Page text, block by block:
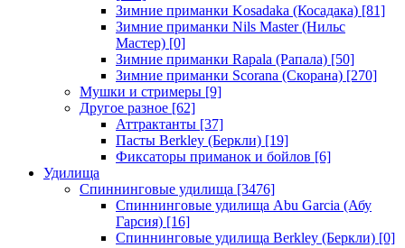
Зимние приманки Kosadaka (Косадака) [81]
Зимние приманки Nils Master (Нильс
Мастер) [0]
Зимние приманки Rapala (Рапала) [50]
Зимние приманки Scorana (Скорана) [270]
Мушки и стримеры [9]
Другое разное [62]
Аттрактанты [37]
Пасты Berkley (Беркли) [19]
Фиксаторы приманок и бойлов [6]
Удилища
Спиннинговые удилища [3476]
Спиннинговые удилища Abu Garcia (Абу
Гарсия) [16]
Спиннинговые удилища Berkley (Беркли) [0]